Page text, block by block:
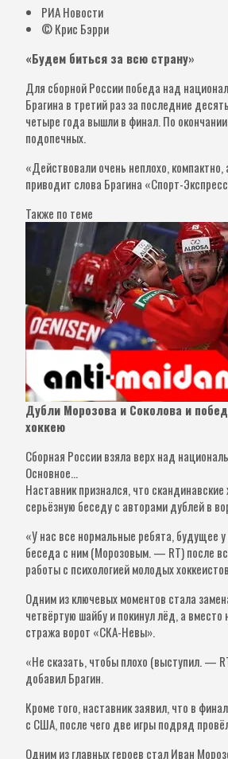
РИА Новости
© Крис Бэрри
«Будем биться за всю страну»
Для сборной России победа над
Брагина в третий раз за последние
четыре года вышли в финал. По
подопечных.
«Действовали очень неплохо,
приводит слова Брагина «Спорт-
Также по теме
Дубли Морозова и Соколова и
хоккею
Сборная России взяла верх над
Основное…
Наставник признался, что
серьёзную беседу с авторами дублей в
«У нас все нормальные ребята, будущее
беседа с ним (Морозовым. — RT) после
работы с психологией молодых
Одним из ключевых моментов стала
четвёртую шайбу и покинул лёд, а
стража ворот «СКА-Невы».
«Не сказать, чтобы плохо (выступил. —
добавил Брагин.
Кроме того, наставник заявил, что в
с США, после чего две игры подряд
Одним из главных героев стал Иван